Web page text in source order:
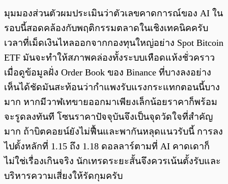
มุมมองส่วนตัวผมประเมินว่าตัวเลขคาดการณ์ของ AI ใน
รอบนี้สอดคล้องกับพฤติกรรมตลาดในเชิงเทคนิคครับ
เวลาที่เม็ดเงินไหลออกจากกองทุนใหญ่อย่าง Spot Bitcoin
ETF มันจะทำให้สภาพคล่องทั้งระบบเหือดแห้งชั่วคราว
เมื่อดูข้อมูลฝั่ง Order Book ของ Binance ที่บางลงอย่าง
เห็นได้ชัดมันสะท้อนว่ากำแพงรับแรงกระแทกตอนนี้บาง
มาก หากมีวาฬเทขายออกมาเพียงเล็กน้อยราคาก็พร้อม
จะรูดลงทันที โซนราคาปัจจุบันจึงเป็นจุดวัดใจที่สำคัญ
มาก ถ้าบิตคอยน์ยังไม่ฟื้นและพากันหลุดแนวรับนี้ การลง
ไปตั้งหลักที่ 1.15 ถึง 1.18 ดอลลาร์ตามที่ AI คาดเดาก็
ไม่ใช่เรื่องเกินจริง นักเทรดระยะสั้นจึงควรเน้นตั้งรับและ
บริหารความเสี่ยงให้รัดกุมครับ